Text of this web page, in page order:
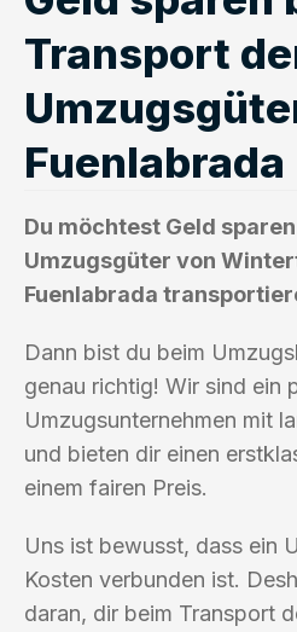
Transport
Fuenlabrada
Du möchtest Geld
Umzugsgüter von
Fuenlabrada
Dann bist du beim
genau richtig! Wir sind ein
Umzugsunternehmen mit
und bieten dir einen
einem fairen Preis.
Uns ist bewusst, dass ein
Kosten verbunden ist.
daran, dir beim Transport